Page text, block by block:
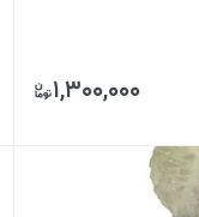
۱,۳۰۰,۰۰۰